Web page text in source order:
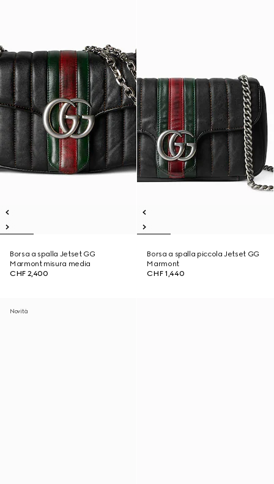
Borsa a spalla Jetset GG
Marmont misura media
CHF 2,400
Borsa a spalla piccola Jetset GG
Marmont
CHF 1,440
Novità